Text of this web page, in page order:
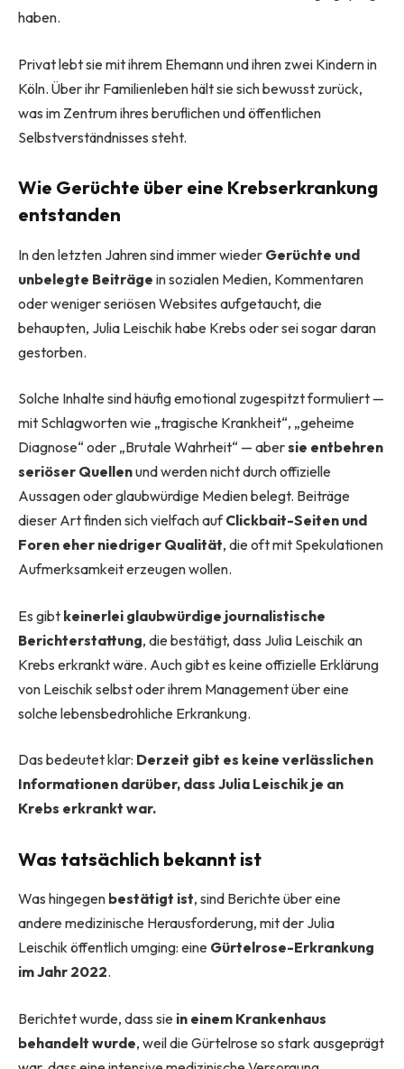
haben.
Privat lebt sie mit ihrem Ehemann und ihren zwei Kindern in
Köln. Über ihr Familienleben hält sie sich bewusst zurück,
was im Zentrum ihres beruflichen und öffentlichen
Selbstverständnisses steht.
Wie Gerüchte über eine Krebserkrankung
entstanden
In den letzten Jahren sind immer wieder Gerüchte und
unbelegte Beiträge in sozialen Medien, Kommentaren
oder weniger seriösen Websites aufgetaucht, die
behaupten, Julia Leischik habe Krebs oder sei sogar daran
gestorben.
Solche Inhalte sind häufig emotional zugespitzt formuliert —
mit Schlagworten wie „tragische Krankheit“, „geheime
Diagnose“ oder „Brutale Wahrheit“ — abersie entbehren
seriöser Quellenund werden nicht durch offizielle
Aussagen oder glaubwürdige Medien belegt. Beiträge
dieser Art finden sich vielfach aufClickbait-Seiten und
Foren eher niedriger Qualität, die oft mit Spekulationen
Aufmerksamkeit erzeugen wollen.
Es gibt keinerlei glaubwürdige journalistische
Berichterstattung, die bestätigt, dass Julia Leischik an
Krebs erkrankt wäre. Auch gibt es keine offizielle Erklärung
von Leischik selbst oder ihrem Management über eine
solche lebensbedrohliche Erkrankung.
Das bedeutet klar: Derzeit gibt es keine verlässlichen
Informationen darüber, dass Julia Leischik je an
Krebs erkrankt war.
Was tatsächlich bekannt ist
Was hingegen bestätigt ist, sind Berichte über eine
andere medizinische Herausforderung, mit der Julia
Leischik öffentlich umging: eine Gürtelrose-Erkrankung
im Jahr 2022.
Berichtet wurde, dass sie in einem Krankenhaus
behandelt wurde, weil die Gürtelrose so stark ausgeprägt